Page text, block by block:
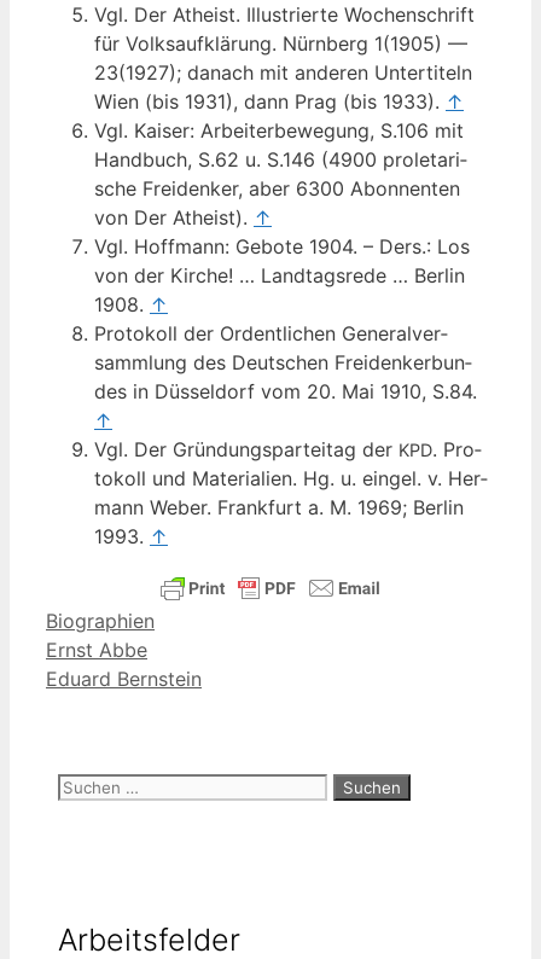
Vgl. Der Athe­ist. Illus­trier­te Wochen­schrift
für Volks­auf­klä­rung. Nürn­berg 1(1905) —
23(1927); danach mit ande­ren Unter­ti­teln
Wien (bis 1931), dann Prag (bis 1933). ↑
Vgl. Kai­ser: Arbei­ter­be­we­gung, S.106 mit
Hand­buch, S.62 u. S.146 (4900 pro­le­ta­ri­
sche Frei­den­ker, aber 6300 Abon­nen­ten
von Der Athe­ist). ↑
Vgl. Hoff­mann: Gebo­te 1904. – Ders.: Los
von der Kir­che! … Land­tags­re­de … Ber­lin
1908. ↑
Pro­to­koll der Ordent­li­chen Gene­ral­ver­
samm­lung des Deut­schen Frei­den­ker­bun­
des in Düs­sel­dorf vom 20. Mai 1910, S.84.
↑
Vgl. Der Grün­dungs­par­tei­tag der KPD. Pro­
to­koll und Mate­ria­li­en. Hg. u. ein­gel. v. Her­
mann Weber. Frank­furt a. M. 1969; Ber­lin
1993. ↑
Kategorien
Biographien
Ernst Abbe
Eduard Bernstein
Suchen
Arbeitsfelder